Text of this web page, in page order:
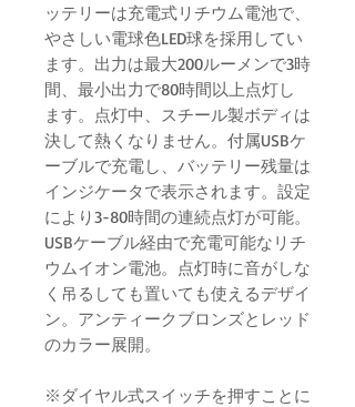
ッテリーは充電式リチウム電池で、
やさしい電球色LED球を採用してい
ます。出力は最大200ルーメンで3時
間、最小出力で80時間以上点灯し
ます。点灯中、スチール製ボディは
決して熱くなりません。付属USBケ
ーブルで充電し、バッテリー残量は
インジケータで表示されます。設定
により3-80時間の連続点灯が可能。
USBケーブル経由で充電可能なリチ
ウムイオン電池。点灯時に音がしな
く吊るしても置いても使えるデザイ
ン。アンティークブロンズとレッド
のカラー展開。
※ダイヤル式スイッチを押すことに